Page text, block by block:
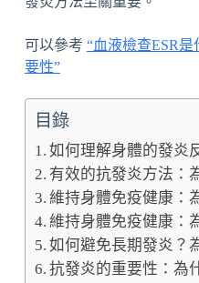
可以參考 “血液檢查ESR
要性”
目錄
如何理解身體的發炎
有效的抗發炎方法：
維持身體免疫健康：
維持身體免疫健康：
如何避免長期發炎？
抗發炎的重要性：為